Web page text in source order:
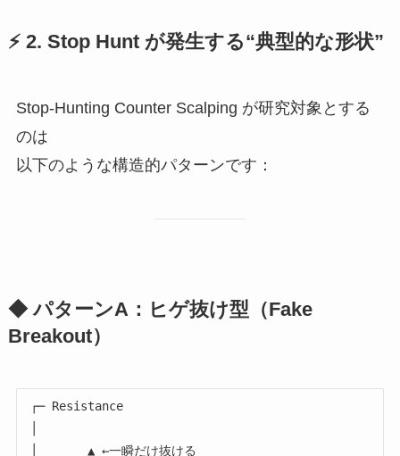
⚡ 2. Stop Hunt が発生する“典型的な形状”
Stop-Hunting Counter Scalping が研究対象とする
のは
以下のような構造的パターンです：
◆ パターンA：ヒゲ抜け型（Fake
Breakout）